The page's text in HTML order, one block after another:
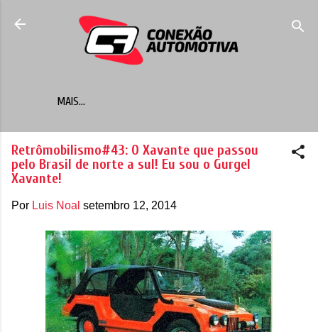
Pular para o conteúdo principal
MAIS…
Retrômobilismo#43: O Xavante que passou
pelo Brasil de norte a sul! Eu sou o Gurgel
Xavante!
Por Luis Noal setembro 12, 2014